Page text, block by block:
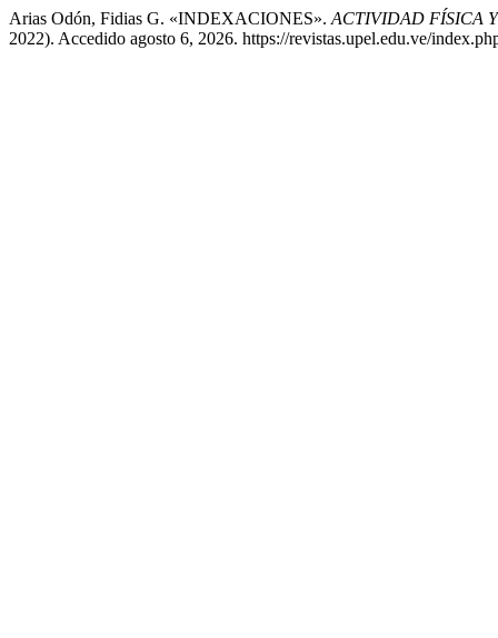
Arias Odón, Fidias G. «INDEXACIONES». ACTIVIDAD FÍSICA
2022). Accedido agosto 6, 2026. https://revistas.upel.edu.ve/